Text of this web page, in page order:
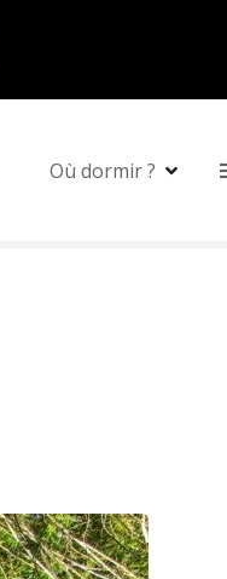
Où dormir ?